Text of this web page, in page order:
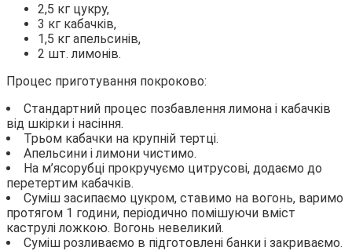
2,5 кг цукру,
3 кг кабачків,
1,5 кг апельсинів,
2 шт. лимонів.
Процес приготування покроково:
Стандартний процес позбавлення лимона і кабачків
від шкірки і насіння.
Трьом кабачки на крупній тертці.
Апельсини і лимони чистимо.
На м’ясорубці прокручуємо цитрусові, додаємо до
перетертим кабачків.
Суміш засипаємо цукром, ставимо на вогонь, варимо
протягом 1 години, періодично помішуючи вміст
каструлі ложкою. Вогонь невеликий.
Суміш розливаємо в підготовлені банки і закриваємо.